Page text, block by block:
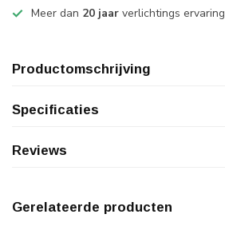
Meer dan 20 jaar verlichtings ervaring
Productomschrijving
Specificaties
Reviews
Gerelateerde producten